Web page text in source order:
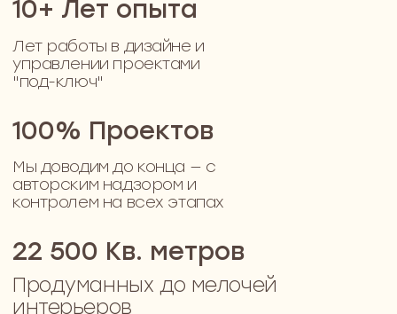
Выглядит красиво, но жить неудобно
для хранения, а в ванной — ни одной полки.
Пространство не подстроено под реальную
жизнь
Мы не диктуем — мы помогаем
Мы понимаем, как сложно собрать воедино
комфорт, стиль и функциональность, когда
речь идёт о частном доме. За плечами — сотни
готовых проектов, и в каждом мы начинали с
Наша задача — не навязать решения, а
предложить понятный план и провести вас
через процесс. Спокойно, по шагам, без
лишней нагрузки. Мы понимаем, какие вопросы
могут возникнуть — и заранее знаем, как их
решить